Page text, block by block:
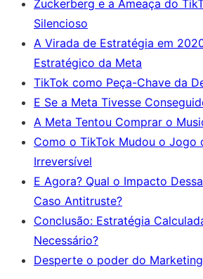
Zuckerberg e a Ameaça do
Silencioso
A Virada de Estratégia em
Estratégico da Meta
TikTok como Peça-Chave da
E Se a Meta Tivesse
A Meta Tentou Comprar o
Como o TikTok Mudou o Jogo
Irreversível
E Agora? Qual o Impacto
Caso Antitruste?
Conclusão: Estratégia
Necessário?
Desperte o poder do